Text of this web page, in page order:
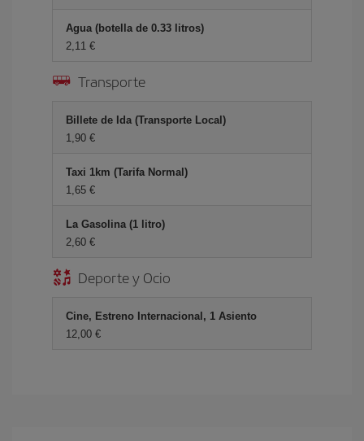
Agua (botella de 0.33 litros)
2,11 €
Transporte
Billete de Ida (Transporte Local)
1,90 €
Taxi 1km (Tarifa Normal)
1,65 €
La Gasolina (1 litro)
2,60 €
Deporte y Ocio
Cine, Estreno Internacional, 1 Asiento
12,00 €